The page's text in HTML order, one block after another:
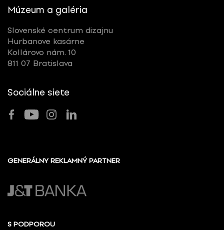
Múzeum a galéria
Slovenské centrum dizajnu
Hurbanove kasárne
Kollárovo nám. 10
811 07 Bratislava
Sociálne siete
GENERÁLNY REKLAMNÝ PARTNER
S PODPOROU